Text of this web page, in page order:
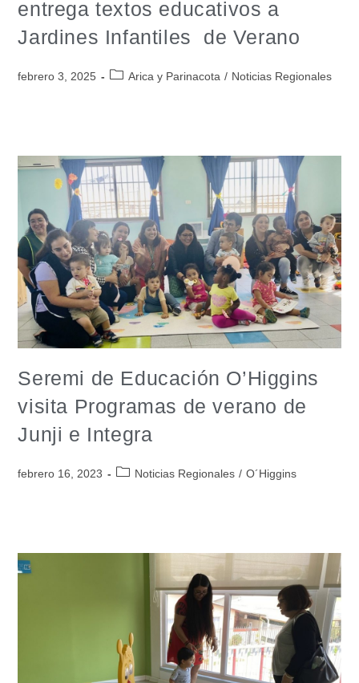
entrega textos educativos a
Jardines Infantiles de Verano
febrero 3, 2025 Arica y Parinacota / Noticias Regionales
Seremi de Educación O’Higgins
visita Programas de verano de
Junji e Integra
febrero 16, 2023 Noticias Regionales / O´Higgins